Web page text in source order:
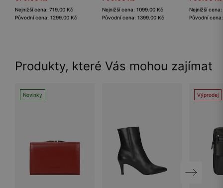
Nejnižší cena: 719.00 Kč
Původní cena: 1299.00 Kč
Nejnižší cena: 1099.00 Kč
Původní cena: 1399.00 Kč
Nejnižší
Původní
Produkty, které Vás mohou zajímat
Novinky Výprodej